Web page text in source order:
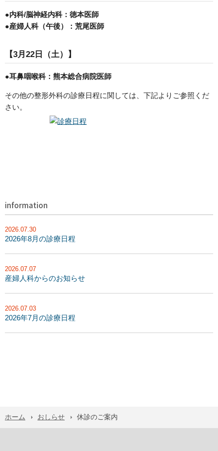
●内科/脳神経内科：徳本医師
●産婦人科（午後）：荒尾医師
【3月22日（土）】
●耳鼻咽喉科：熊本総合病院医師
その他の整形外科の診療日程に関しては、下記よりご参照くだ
さい。
information
2026.07.30
2026年8月の診療日程
2026.07.07
産婦人科からのお知らせ
2026.07.03
2026年7月の診療日程
ホーム おしらせ 休診のご案内